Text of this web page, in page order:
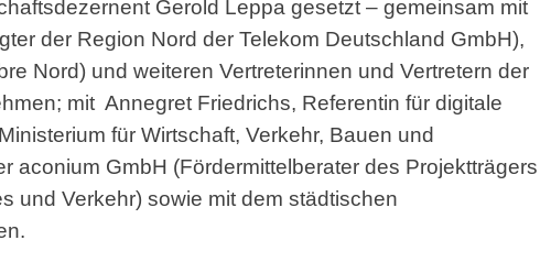
Gerold Leppa gesetzt – gemeinsam mit
der Region Nord der Telekom Deutschland GmbH),
Nord) und weiteren Vertreterinnen und Vertretern der
mit Annegret Friedrichs, Referentin für digitale
für Wirtschaft, Verkehr, Bauen und
aconium GmbH (Fördermittelberater des Projektträgers
und Verkehr) sowie mit dem städtischen